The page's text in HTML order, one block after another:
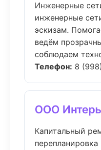
Инженерные
инженерные
эскизам.
ведём
соблюдаем
Телефон: 8
ООО
Капитальный